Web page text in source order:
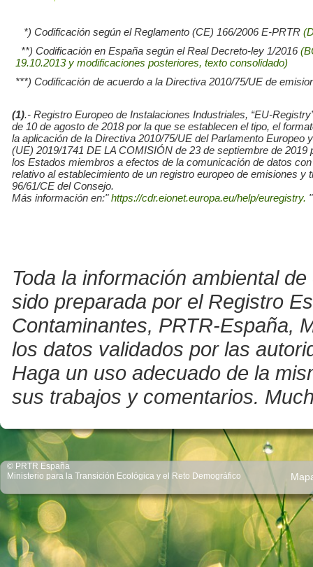
*) Codificación según el Reglamento (CE) 166/2006 E-PRTR
**) Codificación en España según el Real Decreto-ley 1/2016
19.10.2013 y modificaciones posteriores, texto consolidado)
***) Codificación de acuerdo a la Directiva 2010/75/UE de
(1).- Registro Europeo de Instalaciones Industriales, “EU-
de 10 de agosto de 2018 por la que se establecen el tipo, el
la aplicación de la Directiva 2010/75/UE del Parlamento
(UE) 2019/1741 DE LA COMISIÓN de 23 de septiembre de
los Estados miembros a efectos de la comunicación de datos
relativo al establecimiento de un registro europeo de emisiones
96/61/CE del Consejo.
Más información en:"https://cdr.eionet.europa.eu/help/euregistry. "
Toda la información ambiental
sido preparada por el Registro
Contaminantes, PRTR-España,
los datos validados por las
Haga un uso adecuado de la
sus trabajos y comentarios.
© PRTR España
Ministerio para la Transición Ecológica y el Reto Demográfico